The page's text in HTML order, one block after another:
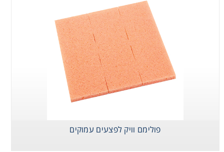
פולימם וויק לפצעים עמוקים
Consumables
Chemicals